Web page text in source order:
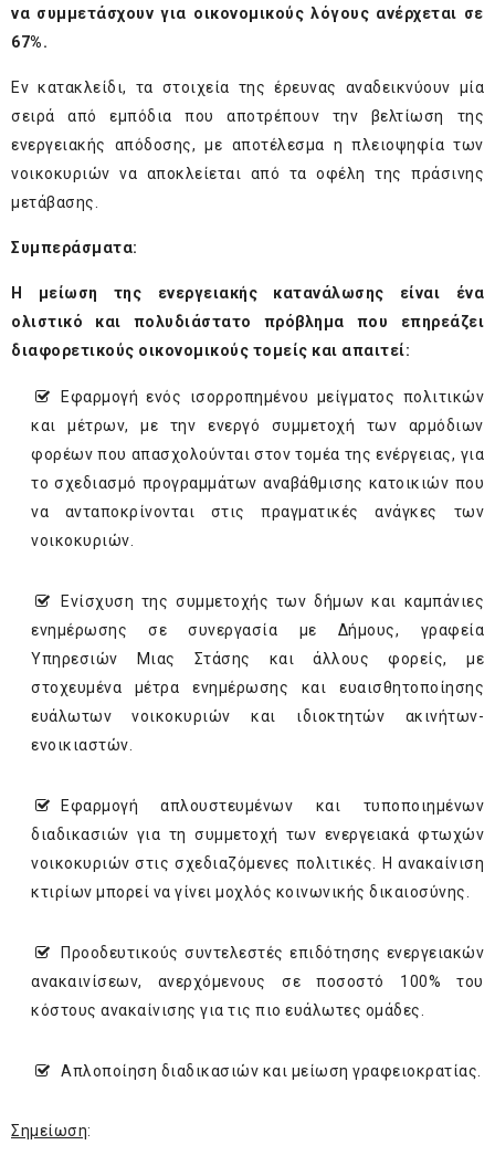
να συμμετάσχουν για οικονομικούς λόγους ανέρχεται σε
67%.
Εν κατακλείδι, τα στοιχεία της έρευνας αναδεικνύουν μία
σειρά από εμπόδια που αποτρέπουν την βελτίωση της
ενεργειακής απόδοσης, με αποτέλεσμα η πλειοψηφία των
νοικοκυριών να αποκλείεται από τα οφέλη της πράσινης
μετάβασης.
Συμπεράσματα:
Η μείωση της ενεργειακής κατανάλωσης είναι ένα
ολιστικό και πολυδιάστατο πρόβλημα που επηρεάζει
διαφορετικούς οικονομικούς τομείς και απαιτεί:
Εφαρμογή ενός ισορροπημένου μείγματος πολιτικών
και μέτρων, με την ενεργό συμμετοχή των αρμόδιων
φορέων που απασχολούνται στον τομέα της ενέργειας, για
το σχεδιασμό προγραμμάτων αναβάθμισης κατοικιών που
να ανταποκρίνονται στις πραγματικές ανάγκες των
νοικοκυριών.
Ενίσχυση της συμμετοχής των δήμων και καμπάνιες
ενημέρωσης σε συνεργασία με Δήμους, γραφεία
Υπηρεσιών Μιας Στάσης και άλλους φορείς, με
στοχευμένα μέτρα ενημέρωσης και ευαισθητοποίησης
ευάλωτων νοικοκυριών και ιδιοκτητών ακινήτων-
ενοικιαστών.
Εφαρμογή απλουστευμένων και τυποποιημένων
διαδικασιών για τη συμμετοχή των ενεργειακά φτωχών
νοικοκυριών στις σχεδιαζόμενες πολιτικές. Η ανακαίνιση
κτιρίων μπορεί να γίνει μοχλός κοινωνικής δικαιοσύνης.
Προοδευτικούς συντελεστές επιδότησης ενεργειακών
ανακαινίσεων, ανερχόμενους σε ποσοστό 100% του
κόστους ανακαίνισης για τις πιο ευάλωτες ομάδες.
Απλοποίηση διαδικασιών και μείωση γραφειοκρατίας.
Σημείωση: